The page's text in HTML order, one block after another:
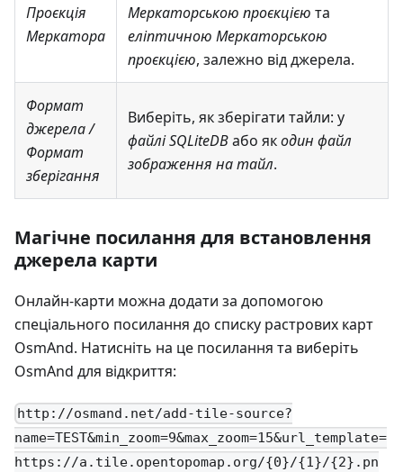
Проєкція
Меркатора
Меркаторською проєкцією та
еліптичною Меркаторською
проєкцією, залежно від джерела.
Формат
джерела/
Формат
зберігання
Виберіть, як зберігати тайли: у
файлі SQLiteDBабо якодин файл
зображення на тайл.
Магічне посилання для встановлення
джерела карти
Онлайн-карти можна додати за допомогою
спеціального посилання до списку растрових карт
OsmAnd. Натисніть на це посилання та виберіть
OsmAnd для відкриття:
http://osmand.net/add-tile-source?
name=TEST&min_zoom=9&max_zoom=15&url_template=
https://a.tile.opentopomap.org/{0}/{1}/{2}.pn